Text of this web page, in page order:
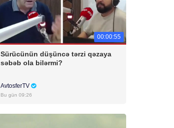
00:00:55
Sürücünün düşüncə tərzi qəzaya
səbəb ola bilərmi?
AvtosferTV
Bu gün 09:26